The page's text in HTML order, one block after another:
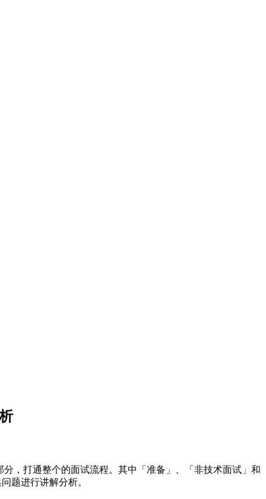
，打通整个的面试流程。其中「准备」、「非技术面试」和
题进行讲解分析。